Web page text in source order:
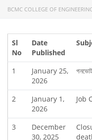
BCMC COLLEGE OF
Sl
No
Date
Published
1
January 25,
2026
2
January 1,
2026
Job
3
December
30, 2025